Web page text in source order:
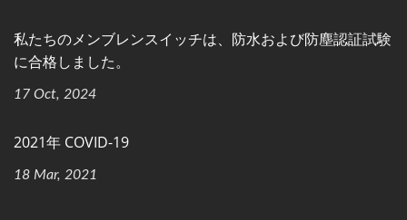
私たちのメンブレンスイッチは、防水および防塵認証試験
に合格しました。
17 Oct, 2024
2021年 COVID-19
18 Mar, 2021